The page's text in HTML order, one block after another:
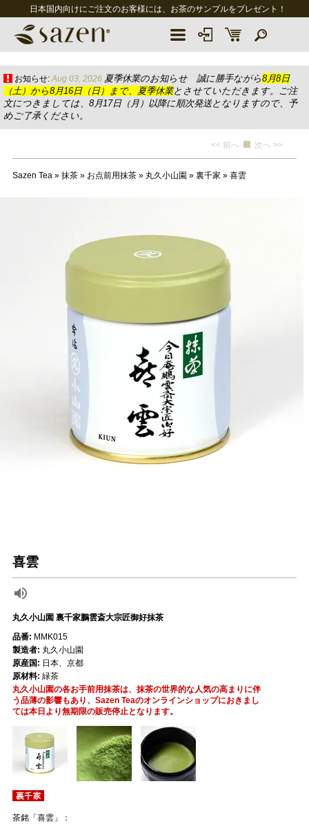
日本国内向けにご注文のお客様には、お茶のサンプルをプレゼント！
お知らせ: Aug 03, 2026 夏季休業のお知らせ 誠に勝手ながら8月8日
（土）から8月16日（日）まで、夏季休業とさせていただきます。ご注
文につきましては、8月17日（月）以降に順次発送となりますので、予
めご了承ください。
<< 前へ 次へ >>
Sazen Tea» 抹茶» お点前用抹茶» 丸久小山園 » 裏千家 » 喜雲
喜雲
丸久小山園 裏千家鵬雲斎大宗匠御好抹茶
茶銘「喜雲」：
品番: MMK015
製造者: 丸久小山園
原産国: 日本、京都
原材料: 緑茶
丸久小山園の各お手前用抹茶は、抹茶の世界的な人気の高まりに伴
う品薄の影響もあり、Sazen Teaのオンラインショップにおきまし
ては本日より無期限の販売停止となります。